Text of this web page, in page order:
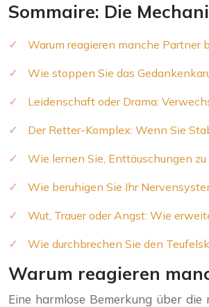
Sommaire: Die
Warum reagieren manche Partner
Wie stoppen Sie das
Leidenschaft oder Drama:
Der Retter-Komplex: Wenn Sie
Wie lernen Sie, Enttäuschungen
Wie beruhigen Sie Ihr
Wut, Trauer oder Angst: Wie
Wie durchbrechen Sie den
Warum reagieren
Eine harmlose Bemerkung über